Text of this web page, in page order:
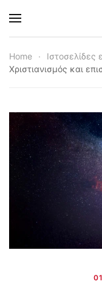
Skip to main
Home Ιστοσελίδες
Χριστιανισμός και